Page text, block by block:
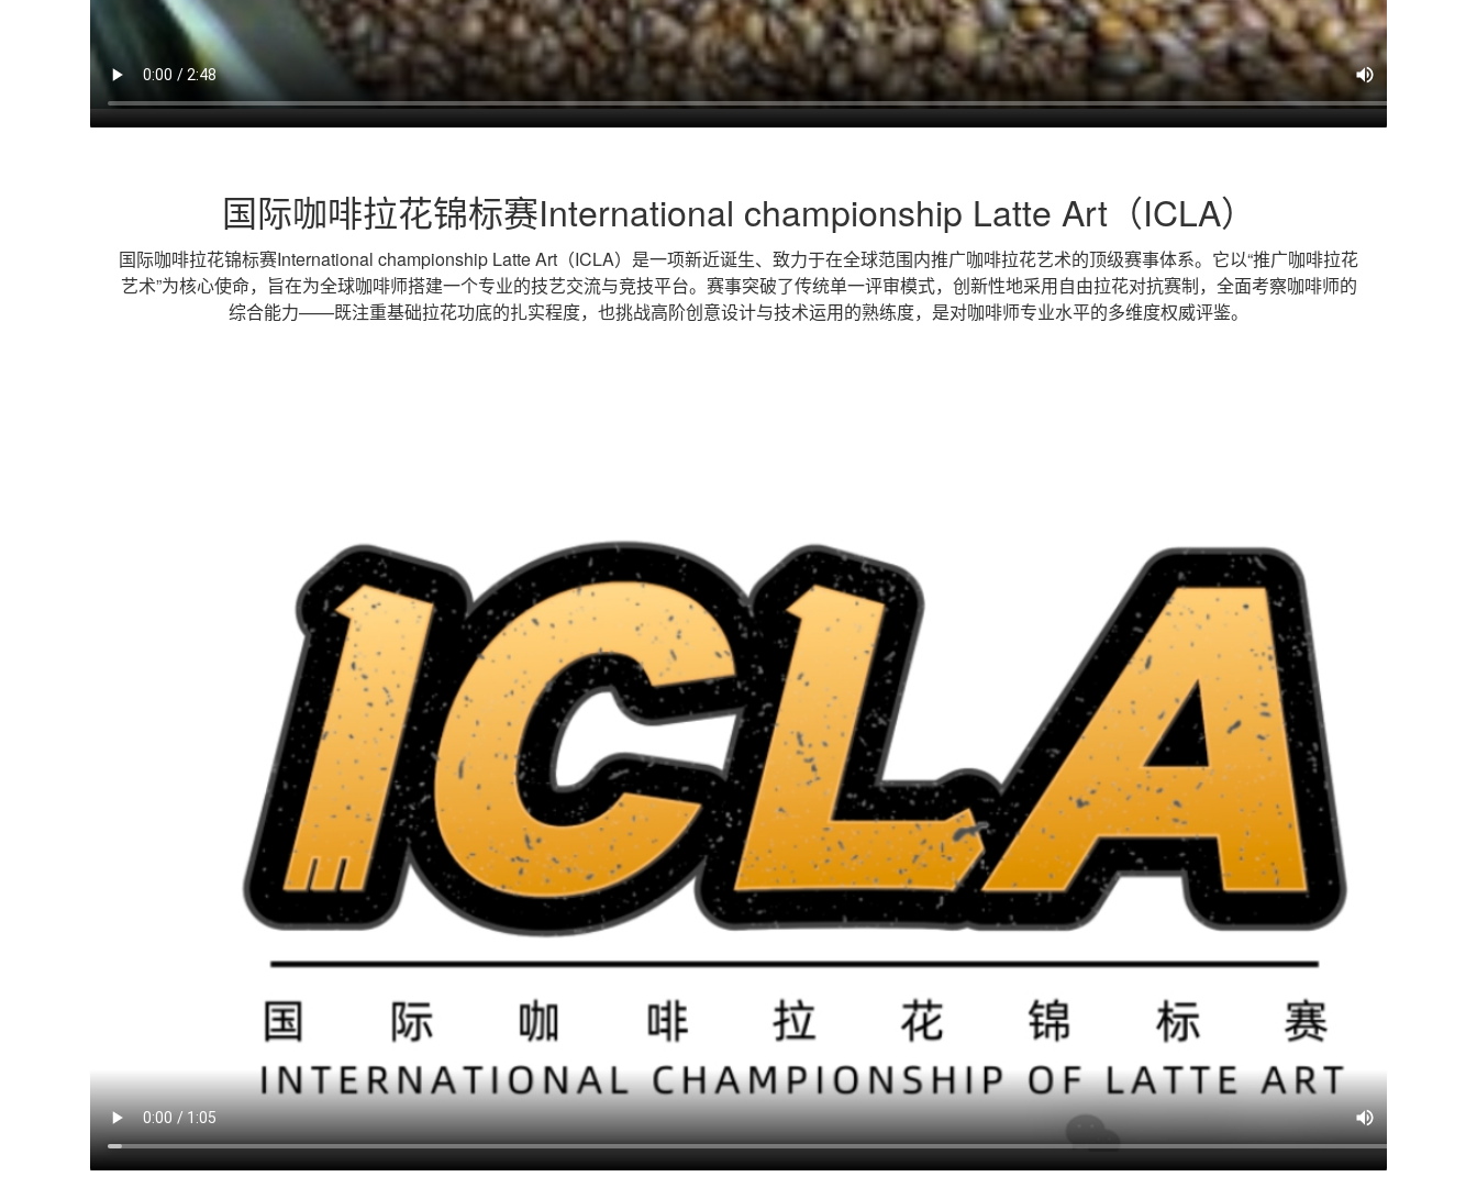
国际咖啡拉花锦标赛International championship Latte Art（ICLA）
国际咖啡拉花锦标赛International championship Latte Art（ICLA）是一项新近诞生、致力于在全球范围内推广咖啡拉花艺术的顶级赛事体系。它以“推广咖啡拉花
艺术”为核心使命，旨在为全球咖啡师搭建一个专业的技艺交流与竞技平台。赛事突破了传统单一评审模式，创新性地采用自由拉花对抗赛制，全面考察咖啡师的
综合能力——既注重基础拉花功底的扎实程度，也挑战高阶创意设计与技术运用的熟练度，是对咖啡师专业水平的多维度权威评鉴。